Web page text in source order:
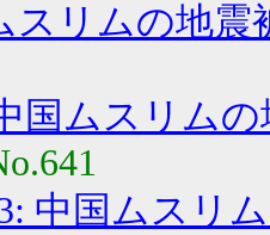
スリムの地震
国ムスリム
中国ムスリ